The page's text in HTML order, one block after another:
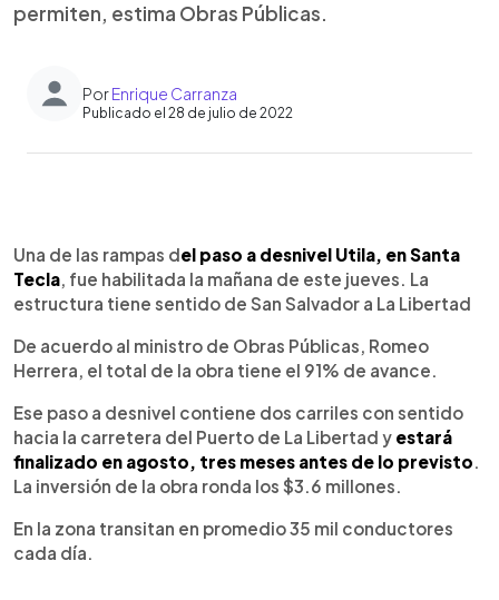
permiten, estima Obras Públicas.
PorEnrique Carranza
Publicado el 28 de julio de 2022
► Escuchar artículo
Una de las rampas del paso a desnivel Utila, en Santa
Tecla, fue habilitada la mañana de este jueves. La
estructura tiene sentido de San Salvador a La Libertad
De acuerdo al ministro de Obras Públicas, Romeo
Herrera, el total de la obra tiene el 91% de avance.
Ese paso a desnivel contiene dos carriles con sentido
hacia la carretera del Puerto de La Libertad y estará
finalizado en agosto, tres meses antes de lo previsto.
La inversión de la obra ronda los $3.6 millones.
En la zona transitan en promedio 35 mil conductores
cada día.